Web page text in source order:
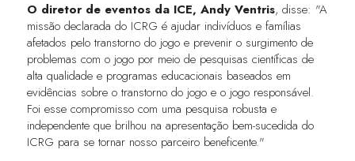
O diretor de eventos da ICE, Andy Ventris, disse: "A
missão declarada do ICRG é ajudar indivíduos e famílias
afetados pelo transtorno do jogo e prevenir o surgimento de
problemas com o jogo por meio de pesquisas científicas de
alta qualidade e programas educacionais baseados em
evidências sobre o transtorno do jogo e o jogo responsável.
Foi esse compromisso com uma pesquisa robusta e
independente que brilhou na apresentação bem-sucedida do
ICRG para se tornar nosso parceiro beneficente."